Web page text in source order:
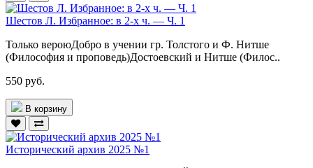
Шестов Л. Избранное: в 2-х ч. — Ч. 1
Только вероюДобро в учении гр. Толстого и Ф. Нитше
(Философия и проповедь)Достоевский и Нитше (Филос..
550 руб.
В корзину
Исторический архив 2025 №1